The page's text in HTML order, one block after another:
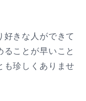
好きな人ができて
ることが早いこと
も珍しくありませ